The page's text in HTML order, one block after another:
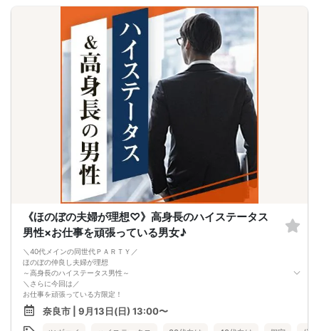
《ほのぼの夫婦が理想♡》高身長のハイステータス
男性×お仕事を頑張っている男女♪
＼40代メインの同世代ＰＡＲＴＹ／
ほのぼの仲良し夫婦が理想
～高身長のハイステータス男性～
＼さらに今回は／
お仕事を頑張っている方限定！
◆忙しくても時間を作ってデートに誘ってくれたり
◆記念日や誕生日にはプレゼントを贈り合ったり
◆休日は映画をみながら一緒にごろごろ過ごしたり
奈良市 | 9月13日(日) 13:00〜